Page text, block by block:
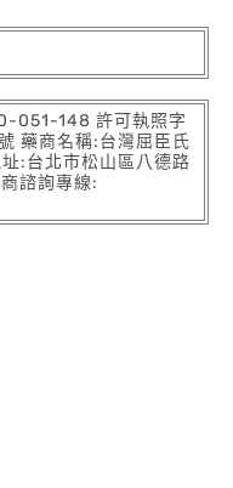
051-148 許可執照字
藥商名稱:台灣屈臣氏
:台北市松山區八德路
諮詢專線: